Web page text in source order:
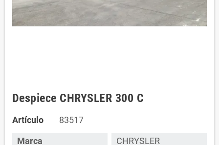
Despiece CHRYSLER 300 C
Artículo 83517
Marca
CHRYSLER